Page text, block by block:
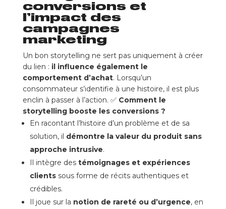
conversions et
l’impact des
campagnes
marketing
Un bon storytelling ne sert pas uniquement à créer
du lien : il influence également le
comportement d’achat. Lorsqu’un
consommateur s’identifie à une histoire, il est plus
enclin à passer à l’action. ✅ Comment le
storytelling booste les conversions ?
En racontant l’histoire d’un problème et de sa
solution, il démontre la valeur du produit sans
approche intrusive.
Il intègre des témoignages et expériences
clientssous forme de récits authentiques et
crédibles.
Il joue sur la notion de rareté ou d’urgence, en